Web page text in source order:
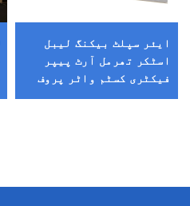
ایئر سپلٹ بیکنگ لیبل
اسٹکر تھرمل آرٹ پیپر
فیکٹری کسٹم واٹر پروف
ڈائے کٹ لیبل بیک کٹنگ